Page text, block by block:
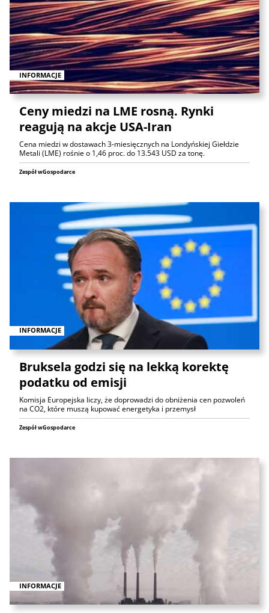
INFORMACJE
Ceny miedzi na LME rosną. Rynki
reagują na akcje USA-Iran
Cena miedzi w dostawach 3-miesięcznych na Londyńskiej Giełdzie
Metali (LME) rośnie o 1,46 proc. do 13.543 USD za tonę.
Zespół wGospodarce
INFORMACJE
Bruksela godzi się na lekką korektę
podatku od emisji
Komisja Europejska liczy, że doprowadzi do obniżenia cen pozwoleń
na CO2, które muszą kupować energetyka i przemysł
Zespół wGospodarce
INFORMACJE